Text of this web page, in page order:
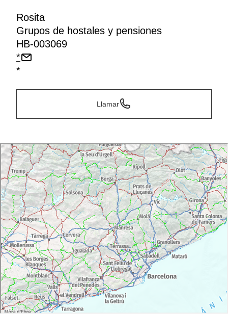
Rosita
Grupos de hostales y pensiones
HB-003069
*
*
Llamar